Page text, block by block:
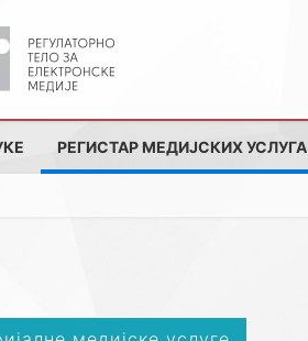
РЕГИСТАР МЕДИЈСКИХ УСЛУГА